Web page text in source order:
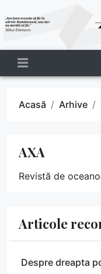
Acasă Arhive
AXA
Revistă de
Articole
Despre dreapta